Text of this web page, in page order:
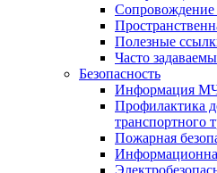
Сопровождение
Полезные
Часто
Безопасность
Информация
Профилактика
транспортного
Пожарная